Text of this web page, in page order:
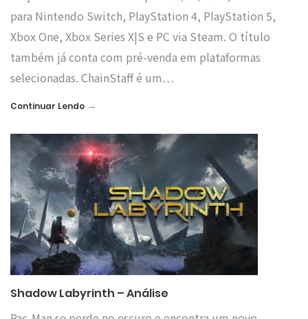
para Nintendo Switch, PlayStation 4, PlayStation 5,
Xbox One, Xbox Series X|S e PC via Steam. O título
também já conta com pré-venda em plataformas
selecionadas. ChainStaff é um…
Continuar Lendo →
Shadow Labyrinth – Análise